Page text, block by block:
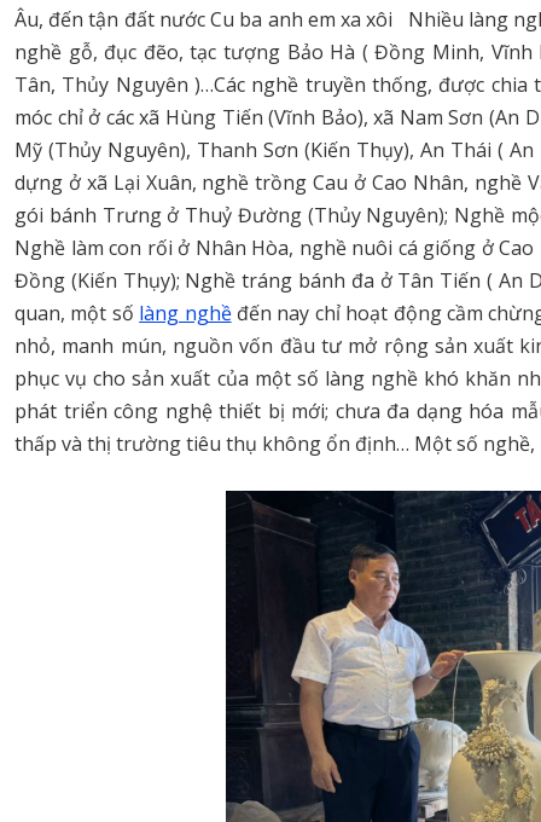
Âu, đến tận đất nước Cu ba anh em xa xôi Nhiều làng
nghề gỗ, đục đẽo, tạc tượng Bảo Hà ( Đồng Minh,
Tân, Thủy Nguyên )…Các nghề truyền thống, được
móc chỉ ở các xã Hùng Tiến (Vĩnh Bảo), xã Nam Sơn
Mỹ (Thủy Nguyên), Thanh Sơn (Kiến Thụy), An Thái (
dựng ở xã Lại Xuân, nghề trồng Cau ở Cao Nhân, nghề
gói bánh Trưng ở Thuỷ Đường (Thủy Nguyên); Nghề
Nghề làm con rối ở Nhân Hòa, nghề nuôi cá giống ở
Đồng (Kiến Thụy); Nghề tráng bánh đa ở Tân Tiến (
quan, một số làng nghềđến nay chỉ hoạt động cầm
nhỏ, manh mún, nguồn vốn đầu tư mở rộng sản xuất
phục vụ cho sản xuất của một số làng nghề khó khăn
phát triển công nghệ thiết bị mới; chưa đa dạng hóa
thấp và thị trường tiêu thụ không ổn định… Một số nghề,